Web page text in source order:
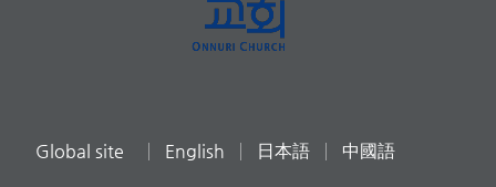
Global site English 日本語 中國語